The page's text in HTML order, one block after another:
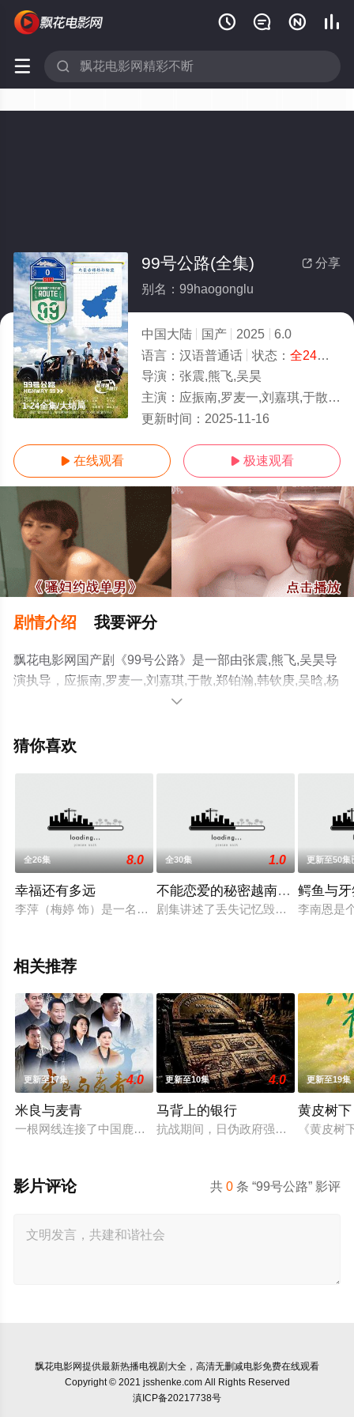
   
 
1-24全集/大结局
 分享
99号公路(全集)
别名：99haogonglu
中国大陆 国产 2025
6.0
语言： 汉语普通话 状态： 全24集
导演： 张震,熊飞,吴昊
主演： 应振南,罗麦一,刘嘉琪,于散,郑铂瀚,韩钦庚,吴晗,杨帜潇,李怡嘉,王金宝,吴科平,何健,文成,白海龙,道道,伊拉塔,田材夕,小崔,陈柯序,熊新竹
更新时间： 2025-11-16
 在线观看  极速观看
剧情介绍 我要评分
飘花电影网国产剧《99号公路》是一部由张震,熊飞,吴昊导
演执导，应振南,罗麦一,刘嘉琪,于散,郑铂瀚,韩钦庚,吴晗,杨
帜潇,李怡嘉,王金宝,吴科平,何健,文成,白海龙,道道,伊拉塔,
剧，大结局剧情已揭晓（1-24全集），手机免费观看高清

猜你喜欢
全26集 8.0
幸福还有多远
李萍（梅婷 饰）是一名烟厂的女工，怀揣着对爱情的幻想，她
全30集 1.0
不能恋爱的秘密越南语版
剧集讲述了丢失记忆毁去容貌的女主
更新至50集
鳄鱼与
李南恩是
相关推荐
更新至17集 4.0
米良与麦青
一根网线连接了中国鹿鸣村和英国牛津，麦香通过视频向米良
更新至10集 4.0
马背上的银行
抗战期间，日伪政府强行推广、使用
更新至19集
黄皮树下
《黄皮
共0 条 “99号公路” 影评
影片评论
飘花电影网提供最新热播电视剧大全，高清无删减电影免费在线观看
Copyright © 2021 jsshenke.com All Rights Reserved
滇ICP备20217738号